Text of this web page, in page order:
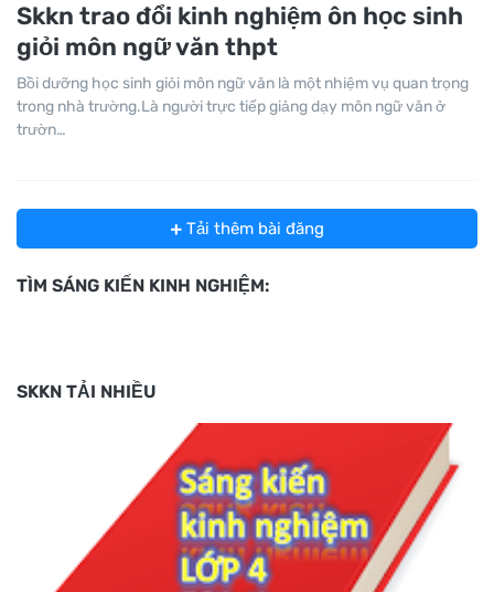
Skkn trao đổi kinh nghiệm ôn học sinh
giỏi môn ngữ văn thpt
Bồi dưỡng học sinh giỏi môn ngữ văn là một nhiệm vụ quan trọng
trong nhà trường.Là người trực tiếp giảng dạy môn ngữ văn ở
trườn…
Tải thêm bài đăng
TÌM SÁNG KIẾN KINH NGHIỆM:
SKKN TẢI NHIỀU